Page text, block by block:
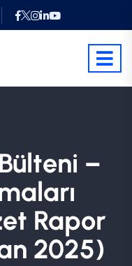
–
Rapor
2025)